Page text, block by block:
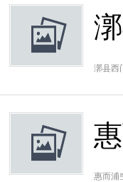
漷县西
惠而浦